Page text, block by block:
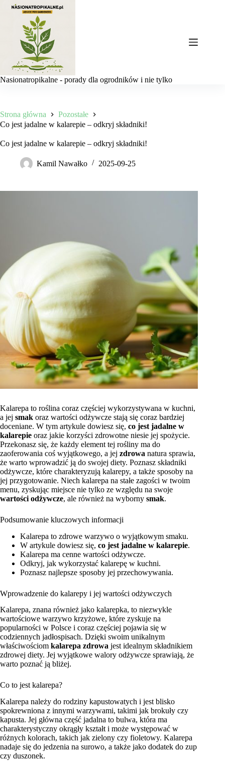
Przejdź
Nasionatropikalne - porady dla ogrodników i nie tylko
Strona główna
Pozostałe
Co jest jadalne w kalarepie – odkryj składniki!
Co jest jadalne w kalarepie – odkryj składniki!
Kamil Nawałko 2025-09-25
Kalarepa to roślina coraz częściej wykorzystywana w kuchni,
a jej smak oraz wartości odżywcze stają się coraz bardziej
doceniane. W tym artykule dowiesz się, co jest jadalne w
kalarepie oraz jakie korzyści zdrowotne niesie jej spożycie.
Przekonasz się, że każdy element tej rośliny ma do
zaoferowania coś wyjątkowego, a jej zdrowa natura sprawia,
że warto wprowadzić ją do swojej diety. Poznasz składniki
odżywcze, które charakteryzują kalarepy, a także sposoby na
jej przygotowanie. Niech kalarepa na stałe zagości w twoim
menu, zyskując miejsce nie tylko ze względu na swoje
wartości odżywcze, ale również na wyborny smak.
Podsumowanie kluczowych informacji
Kalarepa to zdrowe warzywo o wyjątkowym smaku.
W artykule dowiesz się, co jest jadalne w kalarepie.
Kalarepa ma cenne wartości odżywcze.
Odkryj, jak wykorzystać kalarepę w kuchni.
Poznasz najlepsze sposoby jej przechowywania.
Wprowadzenie do kalarepy i jej wartości odżywczych
Kalarepa, znana również jako kalarepka, to niezwykle
wartościowe warzywo krzyżowe, które zyskuje na
popularności w Polsce i coraz częściej pojawia się w
codziennych jadłospisach. Dzięki swoim unikalnym
właściwościom kalarepa zdrowa jest idealnym składnikiem
zdrowej diety. Jej wyjątkowe walory odżywcze sprawiają, że
warto poznać ją bliżej.
Co to jest kalarepa?
Kalarepa należy do rodziny kapustowatych i jest blisko
spokrewniona z innymi warzywami, takimi jak brokuły czy
kapusta. Jej główna część jadalna to bulwa, która ma
charakterystyczny okrągły kształt i może występować w
różnych kolorach, takich jak zielony czy fioletowy. Kalarepa
nadaje się do jedzenia na surowo, a także jako dodatek do zup
czy duszonek.